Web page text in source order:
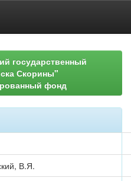
государственный
Скорины"
фонд
В.Я.